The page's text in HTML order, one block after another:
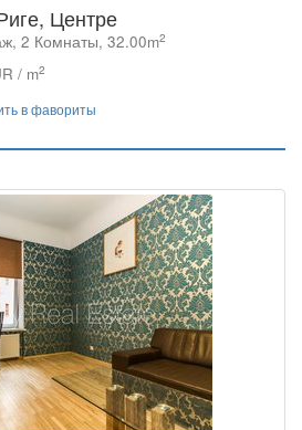
Центре
2 Комнаты, 32.00m2
/ m2
в фавориты